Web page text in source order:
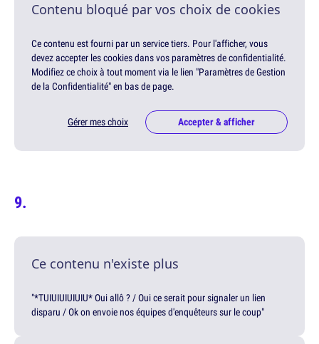
Contenu bloqué par vos choix de cookies
Ce contenu est fourni par un service tiers. Pour l'afficher, vous
devez accepter les cookies dans vos paramètres de confidentialité.
Modifiez ce choix à tout moment via le lien "Paramètres de Gestion
de la Confidentialité" en bas de page.
Gérer mes choix Accepter & afficher
Ce contenu n'existe plus
"*TUIUIUIUIUIU* Oui allô ? / Oui ce serait pour signaler un lien
disparu / Ok on envoie nos équipes d'enquêteurs sur le coup"